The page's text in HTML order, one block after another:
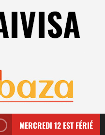
MERCREDI 12 EST FÉRIÉ